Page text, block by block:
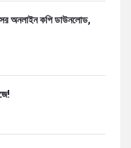
অনলাইন কপি ডাউনলোড,